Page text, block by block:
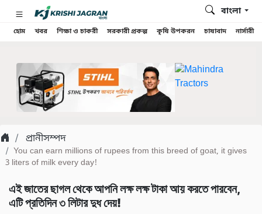
হোম খবর শিক্ষা ও চাকরী সরকারী প্রকল্প কৃষি উপকরন চাষাবাদ নার্সারী
বাংলা
প্রানীসম্পদ
You can earn millions of rupees from this breed of goat, it gives
3 liters of milk every day!
এই জাতের ছাগল থেকে আপনি লক্ষ লক্ষ টাকা আয় করতে পারবেন,
এটি প্রতিদিন ৩ লিটার দুধ দেয়!